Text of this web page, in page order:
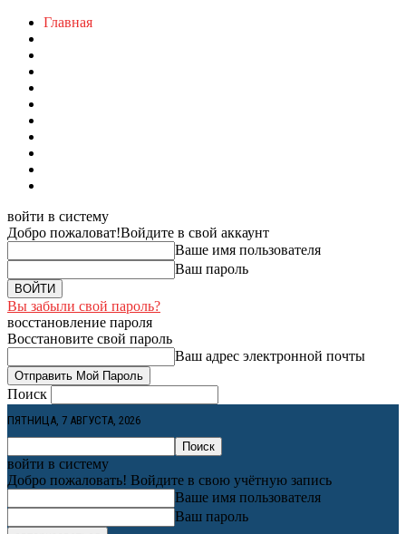
Главная
войти в систему
Добро пожаловат!Войдите в свой аккаунт
Ваше имя пользователя
Ваш пароль
Вы забыли свой пароль?
восстановление пароля
Восстановите свой пароль
Ваш адрес электронной почты
Поиск
ПЯТНИЦА, 7 АВГУСТА, 2026
войти в систему
Добро пожаловать! Войдите в свою учётную запись
Ваше имя пользователя
Ваш пароль